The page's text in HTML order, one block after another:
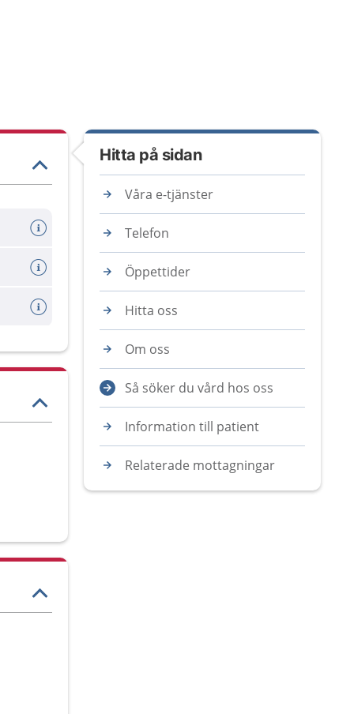
Hitta på sidan
Våra e-tjänster
Telefon
Öppettider
Hitta oss
Om oss
Så söker du vård hos oss
Information till patient
Relaterade mottagningar